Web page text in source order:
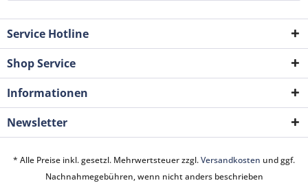
Service Hotline
Shop Service
Informationen
Newsletter
* Alle Preise inkl. gesetzl. Mehrwertsteuer zzgl.Versandkosten und ggf.
Nachnahmegebühren, wenn nicht anders beschrieben